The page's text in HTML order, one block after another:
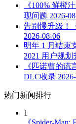
《100% 鲜橙
现问题 2026-
告别慢升级！
2026-08-06
明年 1 月结束
2021 用户规划
《匹诺曹的谎
DLC收录
热门新闻排行
1
《Spider-